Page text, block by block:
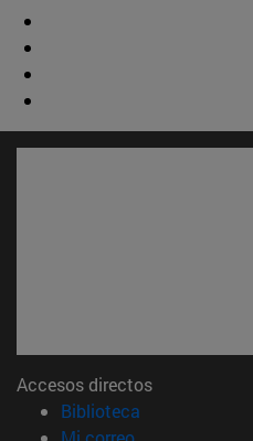
Accesos directos
Biblioteca
(abre en nueva